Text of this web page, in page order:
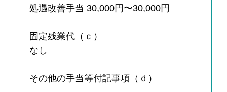
処遇改善手当 30,000円〜30,000円
固定残業代（ｃ）
なし
その他の手当等付記事項（ｄ）